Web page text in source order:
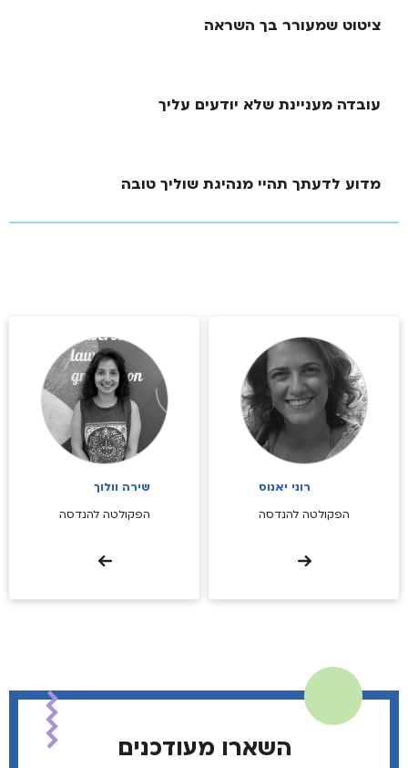
ציטוט שמעורר בך השראה
עובדה מעניינת שלא יודעים עליך
מדוע לדעתך תהיי מנהיגת שוליך טובה
רוני יאנוס
הפקולטה להנדסה
שירה וולוך
הפקולטה להנדסה
השארו מעודכנים